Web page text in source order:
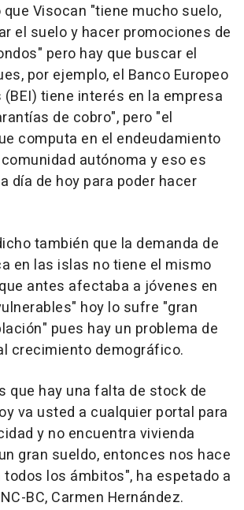
Visocan "tiene mucho suelo,
el suelo y hacer promociones de
pero hay que buscar el
por ejemplo, el Banco Europeo
tiene interés en la empresa
de cobro", pero "el
computa en el endeudamiento
autónoma y eso es
día de hoy para poder hacer
también que la demanda de
en las islas no tiene el mismo
antes afectaba a jóvenes en
hoy lo sufre "gran
pues hay un problema de
crecimiento demográfico.
que hay una falta de stock de
va usted a cualquier portal para
y no encuentra vivienda
gran sueldo, entonces nos hace
los ámbitos", ha espetado a
BC, Carmen Hernández.